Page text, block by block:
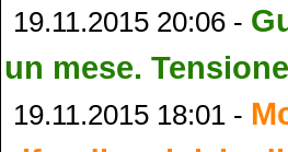
19.11.2015 20:06 -
un mese.
19.11.2015 18:01 -